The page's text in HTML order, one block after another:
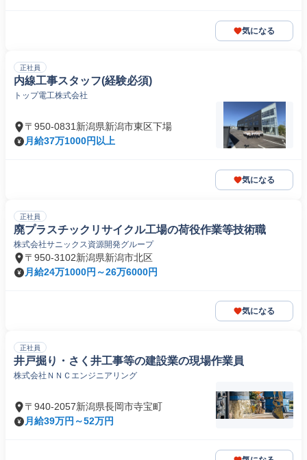
気になる
正社員
内線工事スタッフ(経験必須)
トップ電工株式会社
〒950-0831新潟県新潟市東区下場
月給37万1000円以上
気になる
正社員
廃プラスチックリサイクル工場の荷役作業等技術職
株式会社サニックス資源開発グループ
〒950-3102新潟県新潟市北区
月給24万1000円～26万6000円
気になる
正社員
井戸掘り・さく井工事等の建設業の現場作業員
株式会社ＮＮＣエンジニアリング
〒940-2057新潟県長岡市寺宝町
月給39万円～52万円